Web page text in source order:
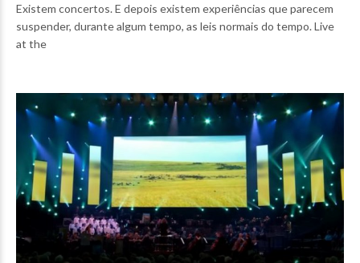
Existem concertos. E depois existem experiências que parecem
suspender, durante algum tempo, as leis normais do tempo. Live
at the